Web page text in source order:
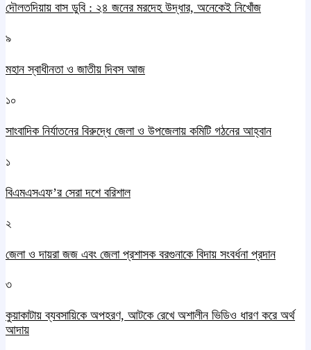
দৌলতদিয়ায় বাস ডুবি : ২৪ জনের মরদেহ উদ্ধার, অনেকেই নিখোঁজ
৯
মহান স্বাধীনতা ও জাতীয় দিবস আজ
১০
সাংবাদিক নির্যাতনের বিরুদ্ধে জেলা ও উপজেলায় কমিটি গঠনের আহ্বান
১
বিএমএসএফ’র সেরা দশে বরিশাল
২
জেলা ও দায়রা জজ এবং জেলা প্রশাসক বরগুনাকে বিদায় সংবর্ধনা প্রদান
৩
কুয়াকাটায় ব্যবসায়িকে অপহরণ, আটকে রেখে অশালীন ভিডিও ধারণ করে অর্থ
আদায়